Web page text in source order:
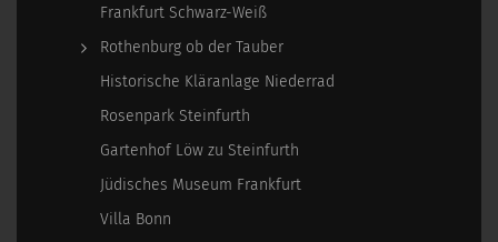
Frankfurt Schwarz-Weiß
Rothenburg ob der Tauber
Historische Kläranlage Niederrad
Rosenpark Steinfurth
Gartenhof Löw zu Steinfurth
Jüdisches Museum Frankfurt
Villa Bonn